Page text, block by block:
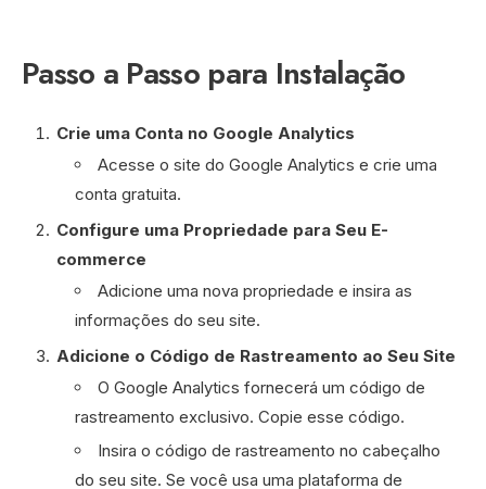
Passo a Passo para Instalação
Crie uma Conta no Google Analytics
Acesse o site do Google Analytics e crie uma
conta gratuita.
Configure uma Propriedade para Seu E-
commerce
Adicione uma nova propriedade e insira as
informações do seu site.
Adicione o Código de Rastreamento ao Seu Site
O Google Analytics fornecerá um código de
rastreamento exclusivo. Copie esse código.
Insira o código de rastreamento no cabeçalho
do seu site. Se você usa uma plataforma de